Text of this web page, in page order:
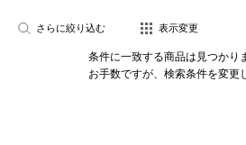
さらに絞り込む 表示変更
条件に一致する商品は見つかり
お手数ですが、検索条件を変更